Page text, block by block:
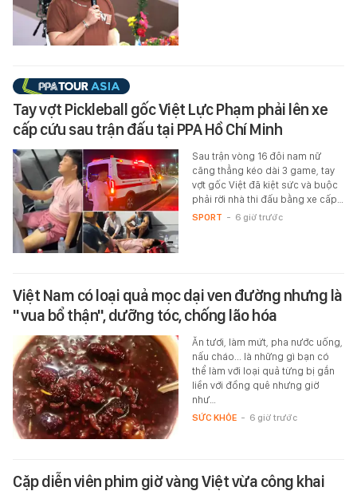
Tay vợt Pickleball gốc Việt Lực Phạm phải lên xe
cấp cứu sau trận đấu tại PPA Hồ Chí Minh
Sau trận vòng 16 đôi nam nữ
căng thẳng kéo dài 3 game, tay
vợt gốc Việt đã kiệt sức và buộc
phải rời nhà thi đấu bằng xe cấp…
SPORT - 6 giờ trước
Việt Nam có loại quả mọc dại ven đường nhưng là
"vua bổ thận", dưỡng tóc, chống lão hóa
Ăn tươi, làm mứt, pha nước uống,
nấu cháo... là những gì bạn có
thể làm với loại quả từng bị gắn
liền với đồng quê nhưng giờ
như…
SỨC KHỎE - 6 giờ trước
Cặp diễn viên phim giờ vàng Việt vừa công khai